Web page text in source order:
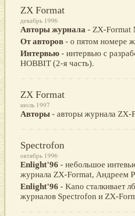
ZX Format
декабрь 1996
Авторы журнала - ZX-Format
От авторов - о пятом номере
Интервью - интервью с
HOBBIT (2-я часть).
ZX Format
июль 1997
Авторы - авторы журнала ZX-
Spectrofon
октябрь 1996
Enlight'96 - небольшое
журнала ZX-Format, Андpеем
Enlight'96 - Kano сталкивает
журналов Spectrofon и ZX-